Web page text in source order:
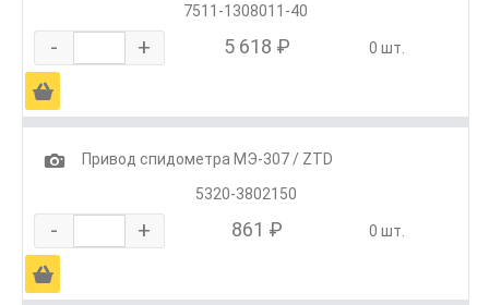
7511-1308011-40
- + 5 618 ₽ 0 шт.
Ä
1
Привод спидометра МЭ-307 / ZTD
5320-3802150
- + 861 ₽ 0 шт.
Ä